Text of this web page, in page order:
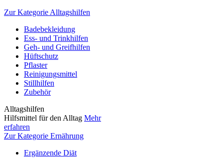
Zur Kategorie Alltagshilfen
Badebekleidung
Ess- und Trinkhilfen
Geh- und Greifhilfen
Hüftschutz
Pflaster
Reinigungsmittel
Stillhilfen
Zubehör
Alltagshilfen
Hilfsmittel für den Alltag Mehr
erfahren
Zur Kategorie Ernährung
Ergänzende Diät